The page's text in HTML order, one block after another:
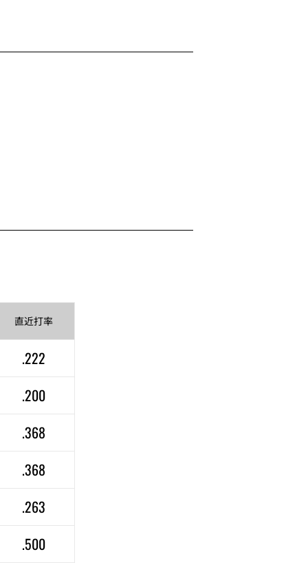
直近打率
.222
.200
.368
.368
.263
.500